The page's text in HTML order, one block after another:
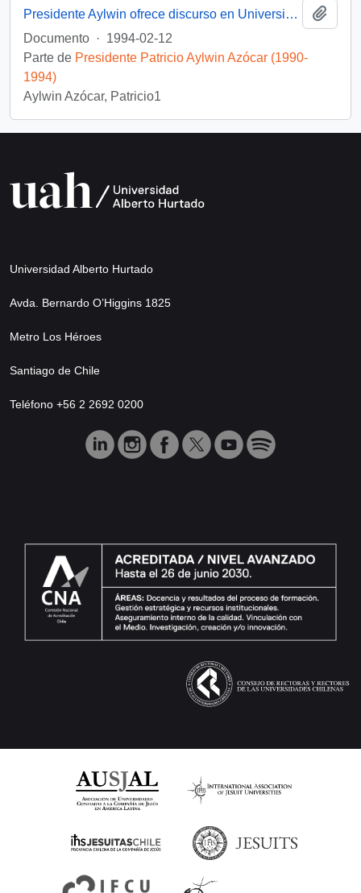
Presidente Aylwin ofrece discurso en Universidad de Concepción: video
Documento · 1994-02-12
Parte de Presidente Patricio Aylwin Azócar (1990-
1994)
Aylwin Azócar, Patricio1
Universidad Alberto Hurtado
Avda. Bernardo O’Higgins 1825
Metro Los Héroes
Santiago de Chile
Teléfono +56 2 2692 0200